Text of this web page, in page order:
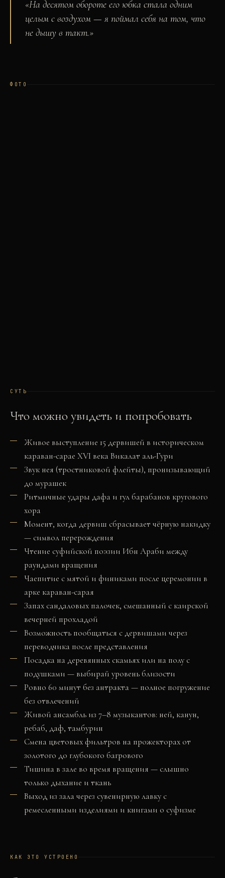
«На десятом обороте его юбка стала одним
целым с воздухом — я поймал себя на том, что
не дышу в такт.»
ФОТО
СУТЬ
Что можно увидеть и попробовать
Живое выступление 15 дервишей в историческом
караван-сарае XVI века Викалат аль-Гури
Звук нея (тростниковой флейты), пронизывающий
до мурашек
Ритмичные удары дафа и гул барабанов кругового
хора
Момент, когда дервиш сбрасывает чёрную накидку
— символ перерождения
Чтение суфийской поэзии Ибн Араби между
раундами вращения
Чаепитие с мятой и финиками после церемонии в
арке караван-сарая
Запах сандаловых палочек, смешанный с каирской
вечерней прохладой
Возможность пообщаться с дервишами через
переводчика после представления
Посадка на деревянных скамьях или на полу с
подушками — выбирай уровень близости
Ровно 60 минут без антракта — полное погружение
без отвлечений
Живой ансамбль из 7–8 музыкантов: ней, канун,
ребаб, даф, тамбурин
Смена цветовых фильтров на прожекторах от
золотого до глубокого багрового
Тишина в зале во время вращения — слышно
только дыхание и ткань
Выход из зала через сувенирную лавку с
ремесленными изделиями и книгами о суфизме
КАК ЭТО УСТРОЕНО